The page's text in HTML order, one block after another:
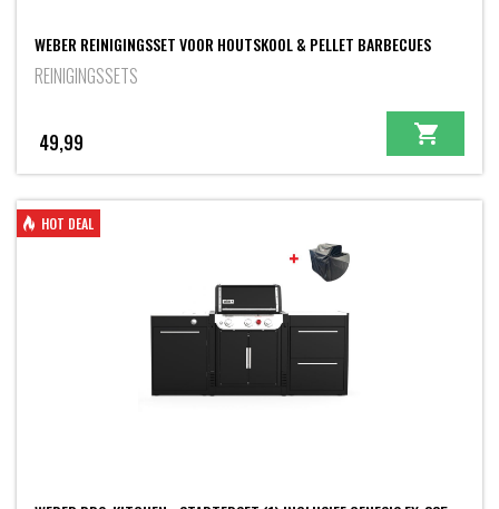
WEBER REINIGINGSSET VOOR HOUTSKOOL & PELLET BARBECUES
REINIGINGSSETS
49,99
HOT DEAL